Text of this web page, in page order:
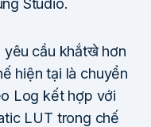
Studio.
cầu khắtखे hơn
hiện tại là chuyển
Log kết hợp với
LUT trong chế